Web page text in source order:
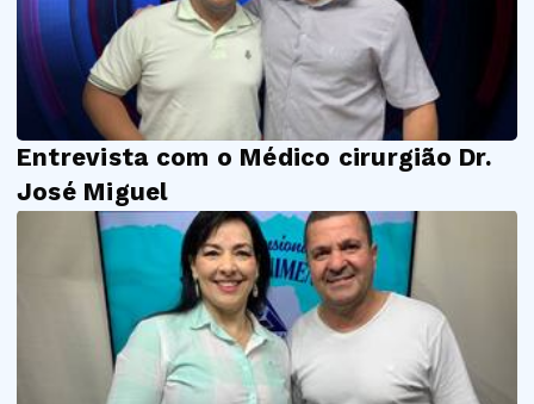
Entrevista com o Médico cirurgião Dr.
José Miguel